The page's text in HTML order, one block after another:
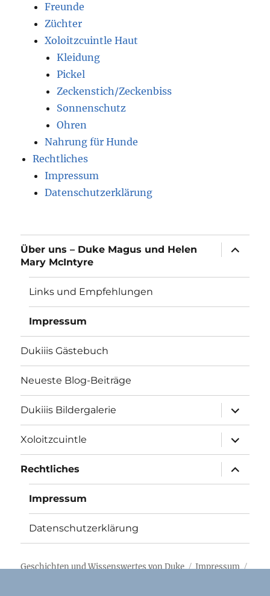
Freunde
Züchter
Xoloitzcuintle Haut
Kleidung
Pickel
Zeckenstich/Zeckenbiss
Sonnenschutz
Ohren
Nahrung für Hunde
Rechtliches
Impressum
Datenschutzerklärung
Über uns – Duke Magus und Helen
Mary McIntyre
öffnen
Links und Empfehlungen
Impressum
Dukiiis Gästebuch
Neueste Blog-Beiträge
Dukiiis Bildergalerie
öffnen
Xoloitzcuintle
öffnen
Rechtliches
öffnen
Impressum
Datenschutzerklärung
Geschichten und Wissenswertes von Duke
Impressum